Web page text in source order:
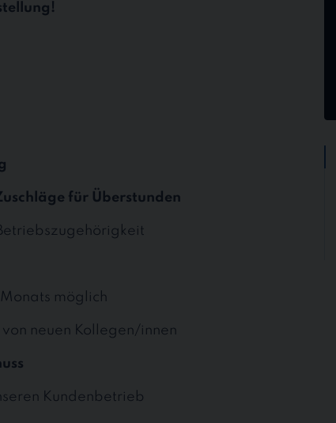
für Überstunden
Monats möglich
neuen Kollegen/innen
Kundenbetrieb